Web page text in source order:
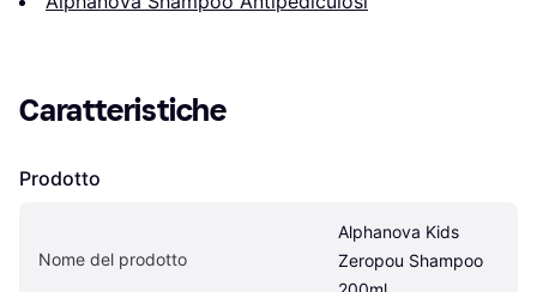
Caratteristiche
Prodotto
Nome del prodotto
Alphanova Kids
Zeropou Shampoo